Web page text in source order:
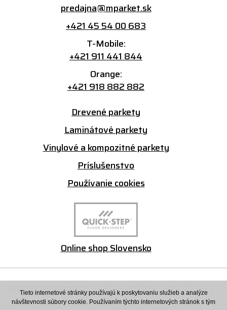
predajna@mparket.sk
+421 45 54 00 683
T-Mobile:
+421 911 441 844
Orange:
+421 918 882 882
Drevené parkety
Laminátové parkety
Vinylové a kompozitné parkety
Príslušenstvo
Používanie cookies
Online shop Slovensko
© 2026 M PARKET - svet parkiet, farieb a designu •
tvorba eshopu cez UNIobchod,webhostingspoločnosti
Tieto internetové stránky používajú k poskytovaniu služieb a analýze
návštevnosti súbory cookie. Používaním týchto internetových stránok s tým